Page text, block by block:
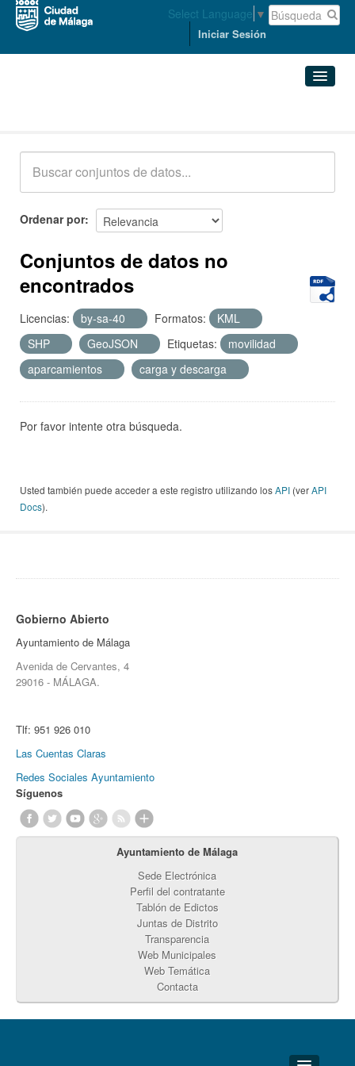
Select Language ▼
Iniciar Sesión
Acerca de
Ordenar por
Conjuntos de datos no
encontrados
Licencias: by-sa-40 Formatos:
KML
SHP
GeoJSON Etiquetas:
movilidad
aparcamientos
carga y descarga
Por favor intente otra búsqueda.
Usted también puede acceder a este registro utilizando losAPI (verAPI
Docs).
Gobierno Abierto
Ayuntamiento de Málaga
Avenida de Cervantes, 4
29016 - MÁLAGA.
Tlf: 951 926 010
Las Cuentas Claras
Redes Sociales Ayuntamiento
Síguenos
Ayuntamiento de Málaga
Sede Electrónica
Perfil del contratante
Tablón de Edictos
Juntas de Distrito
Transparencia
Web Municipales
Web Temática
Contacta